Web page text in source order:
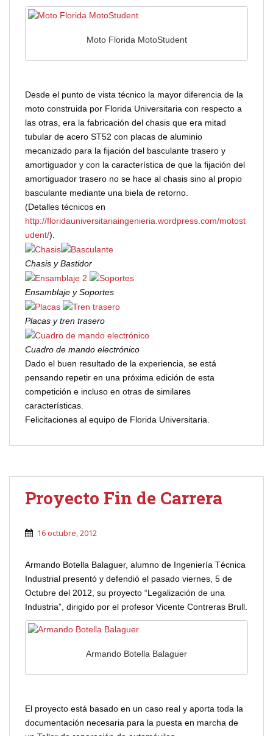
Moto Florida MotoStudent
Desde el punto de vista técnico la mayor diferencia de la
moto construida por Florida Universitaria con respecto a
las otras, era la fabricación del chasis que era mitad
tubular de acero ST52 con placas de aluminio
mecanizado para la fijación del basculante trasero y
amortiguador y con la característica de que la fijación del
amortiguador trasero no se hace al chasis sino al propio
basculante mediante una biela de retorno.
(Detalles técnicos en
http://floridauniversitariaingenieria.wordpress.com/motost
udent/).
Chasis y Bastidor
Ensamblaje y Soportes
Placas y tren trasero
Cuadro de mando electrónico
Dado el buen resultado de la experiencia, se está
pensando repetir en una próxima edición de esta
competición e incluso en otras de similares
características.
Felicitaciones al equipo de Florida Universitaria.
Proyecto Fin de Carrera
16 octubre, 2012
Armando Botella Balaguer, alumno de Ingeniería Técnica
Industrial presentó y defendió el pasado viernes, 5 de
Octubre del 2012, su proyecto “Legalización de una
Industria”, dirigido por el profesor Vicente Contreras Brull.
Armando Botella Balaguer
El proyecto está basado en un caso real y aporta toda la
documentación necesaria para la puesta en marcha de